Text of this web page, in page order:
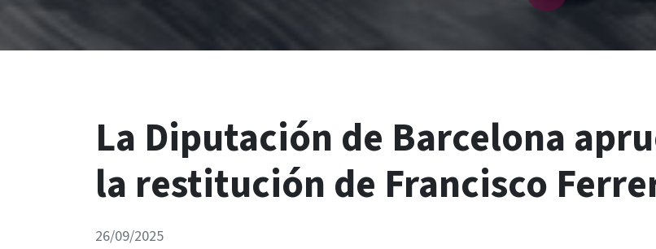
La Diputación de Barcelona
la restitución de Francisco
26/09/2025